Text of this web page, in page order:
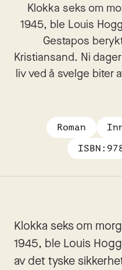
Klokka seks om
1945, ble Louis
Gestapos
Kristiansand. Ni
liv ved å svelge biter
Roman
ISBN:
Klokka seks om
1945, ble Louis
av det tyske